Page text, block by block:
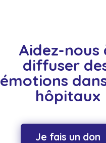
Aidez-nous
diffuser
émotions
hôpitaux
Je fais un don